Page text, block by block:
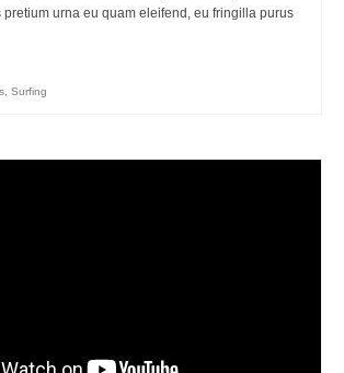
pretium urna eu quam eleifend, eu fringilla purus
Surfing